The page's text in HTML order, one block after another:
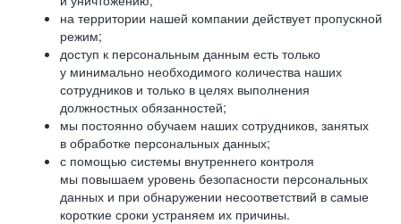
на территории нашей компании действует пропускной
режим;
доступ к персональным данным есть только
у минимально необходимого количества наших
сотрудников и только в целях выполнения
должностных обязанностей;
мы постоянно обучаем наших сотрудников, занятых
в обработке персональных данных;
с помощью системы внутреннего контроля
мы повышаем уровень безопасности персональных
данных и при обнаружении несоответствий в самые
короткие сроки устраняем их причины.